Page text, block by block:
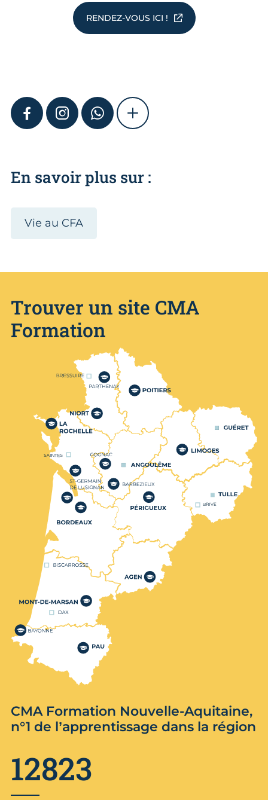
RENDEZ-VOUS ICI !
FACEBOOKINSTAGRAMWHATSAPPSHOW MORE
En savoir plus sur :
Vie au CFA
Trouver un site CMA
Formation
Nos centres de formation
CMA Formation Nouvelle-Aquitaine,
n°1 de l’apprentissage dans la région
12823